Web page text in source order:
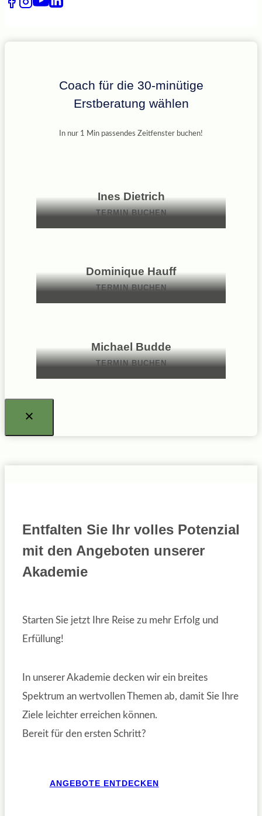
Coach für die 30-minütige
Erstberatung wählen
In nur 1 Min passendes Zeitfenster buchen!
Ines Dietrich
TERMIN BUCHEN
Dominique Hauff
TERMIN BUCHEN
Michael Budde
TERMIN BUCHEN
Entfalten Sie Ihr volles Potenzial
mit den Angeboten unserer
Akademie
Starten Sie jetzt Ihre Reise zu mehr Erfolg und
Erfüllung!
In unserer Akademie decken wir ein breites
Spektrum an wertvollen Themen ab, damit Sie Ihre
Ziele leichter erreichen können.
Bereit für den ersten Schritt?
ANGEBOTE ENTDECKEN